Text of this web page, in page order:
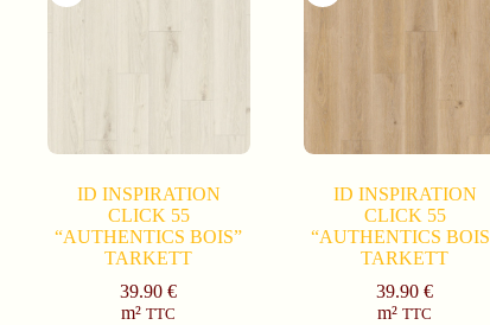
ID INSPIRATION
CLICK 55
“AUTHENTICS BOIS”
TARKETT
39.90€
m²TTC
ID INSPIRATION
CLICK 55
“AUTHENTICS
TARKETT
39.90€
m²TTC